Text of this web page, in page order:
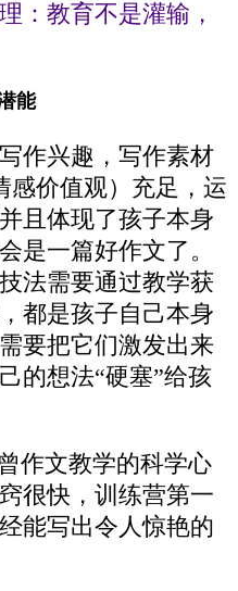
：教育不是灌输，
能
作兴趣，写作素材
感价值观）充足，运
且体现了孩子本身
是一篇好作文了。
法需要通过教学获
都是孩子自己本身
要把它们激发出来
的想法“硬塞”给孩
作文教学的科学心
很快，训练营第一
能写出令人惊艳的